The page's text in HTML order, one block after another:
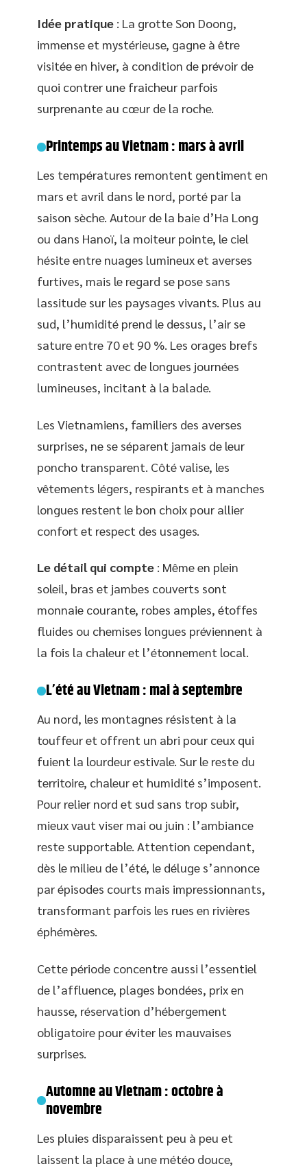
Idée pratique : La grotte Son Doong,
immense et mystérieuse, gagne à être
visitée en hiver, à condition de prévoir de
quoi contrer une fraicheur parfois
surprenante au cœur de la roche.
Printemps au Vietnam : mars à avril
Les températures remontent gentiment en
mars et avril dans le nord, porté par la
saison sèche. Autour de la baie d’Ha Long
ou dans Hanoï, la moiteur pointe, le ciel
hésite entre nuages lumineux et averses
furtives, mais le regard se pose sans
lassitude sur les paysages vivants. Plus au
sud, l’humidité prend le dessus, l’air se
sature entre 70 et 90 %. Les orages brefs
contrastent avec de longues journées
lumineuses, incitant à la balade.
Les Vietnamiens, familiers des averses
surprises, ne se séparent jamais de leur
poncho transparent. Côté valise, les
vêtements légers, respirants et à manches
longues restent le bon choix pour allier
confort et respect des usages.
Le détail qui compte : Même en plein
soleil, bras et jambes couverts sont
monnaie courante, robes amples, étoffes
fluides ou chemises longues préviennent à
la fois la chaleur et l’étonnement local.
L’été au Vietnam : mai à septembre
Au nord, les montagnes résistent à la
touffeur et offrent un abri pour ceux qui
fuient la lourdeur estivale. Sur le reste du
territoire, chaleur et humidité s’imposent.
Pour relier nord et sud sans trop subir,
mieux vaut viser mai ou juin : l’ambiance
reste supportable. Attention cependant,
dès le milieu de l’été, le déluge s’annonce
par épisodes courts mais impressionnants,
transformant parfois les rues en rivières
éphémères.
Cette période concentre aussi l’essentiel
de l’affluence, plages bondées, prix en
hausse, réservation d’hébergement
obligatoire pour éviter les mauvaises
surprises.
Automne au Vietnam : octobre à
novembre
Les pluies disparaissent peu à peu et
laissent la place à une météo douce,